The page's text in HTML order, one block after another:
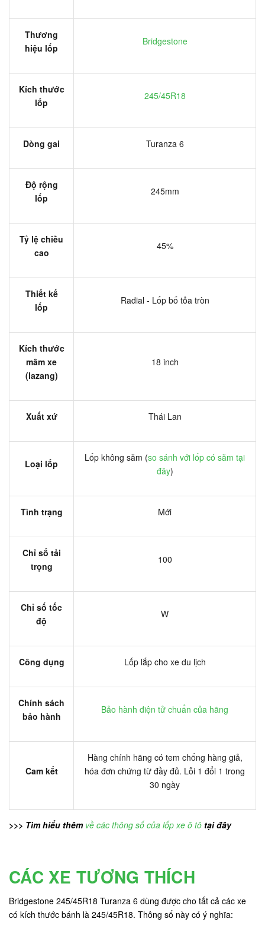
Thương
hiệu lốp
Bridgestone
Kích thước
lốp
245/45R18
Dòng gai Turanza 6
Độ rộng
lốp
245mm
Tỷ lệ chiều
cao
45%
Thiết kế
lốp
Radial - Lốp bố tỏa tròn
Kích thước
mâm xe
(lazang)
18 inch
Xuất xứ Thái Lan
Loại lốp
Lốp không săm (so sánh với lốp có săm tại
đây)
Tình trạng Mới
Chỉ số tải
trọng
100
Chỉ số tốc
độ
W
Công dụng Lốp lắp cho xe du lịch
Chính sách
bảo hành
Bảo hành điện tử chuẩn của hãng
Cam kết
Hàng chính hãng có tem chống hàng giả,
hóa đơn chứng từ đầy đủ. Lỗi 1 đổi 1 trong
30 ngày
>>> Tìm hiểu thêm về các thông số của lốp xe ô tô tại đây
CÁC XE TƯƠNG THÍCH
Bridgestone 245/45R18 Turanza 6 dùng được cho tất cả các xe
có kích thước bánh là 245/45R18. Thông số này có ý nghĩa: